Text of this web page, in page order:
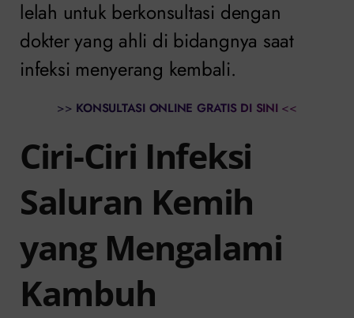
lelah untuk berkonsultasi dengan
dokter yang ahli di bidangnya saat
infeksi menyerang kembali.
>> KONSULTASI ONLINE GRATIS DI SINI <<
Ciri-Ciri Infeksi
Saluran Kemih
yang Mengalami
Kambuh